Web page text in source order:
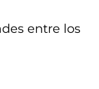
entre los